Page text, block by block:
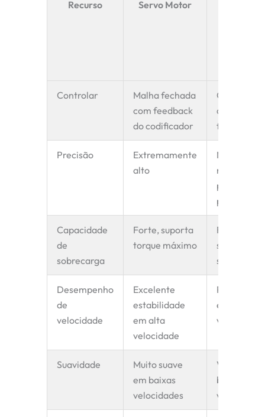
Recurso Servo Motor
Controlar
Malha fechada
com feedback
do codificador
Circuito
aberto,
feedback
Precisão
Extremamente
alto
Moderado,
risco de
perda de
passo
Capacidade
de
sobrecarga
Forte, suporta
torque máximo
Fraco,
sob
sobrecarga
Desempenho
de
velocidade
Excelente
estabilidade
em alta
velocidade
Perde
em alta
velocidade
Suavidade
Muito suave
em baixas
velocidades
Vibração
baixa
velocidade